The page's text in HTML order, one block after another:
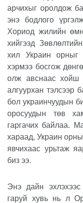
арчихыг оролдож
энэ бодлого
Хориод жилийн
хийгээд
хил Украин орныг
хэрмээ босгож
олж авснаас хойш
алгуурхан тэлсээр
бол украинчуудын
оросуудын төв
гаргачих байлаа.
хараад, Украин
явчихаас урьтаж
биз ээ.
Энэ дайн
гаруй хувь нь л